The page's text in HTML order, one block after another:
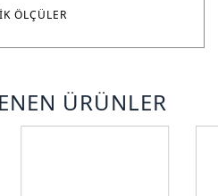
ÖLÇÜLER
ÜRÜNLER